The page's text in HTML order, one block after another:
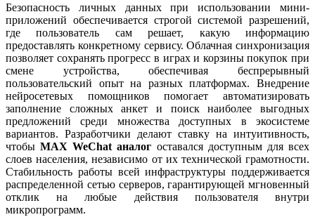
Безопасность личных данных при использовании мини-
приложений обеспечивается строгой системой разрешений,
где пользователь сам решает, какую информацию
предоставлять конкретному сервису. Облачная синхронизация
позволяет сохранять прогресс в играх и корзины покупок при
смене устройства, обеспечивая беспрерывный
пользовательский опыт на разных платформах. Внедрение
нейросетевых помощников помогает автоматизировать
заполнение сложных анкет и поиск наиболее выгодных
предложений среди множества доступных в экосистеме
вариантов. Разработчики делают ставку на интуитивность,
чтобыMAX WeChat аналог оставался доступным для всех
слоев населения, независимо от их технической грамотности.
Стабильность работы всей инфраструктуры поддерживается
распределенной сетью серверов, гарантирующей мгновенный
отклик на любые действия пользователя внутри
микропрограмм.